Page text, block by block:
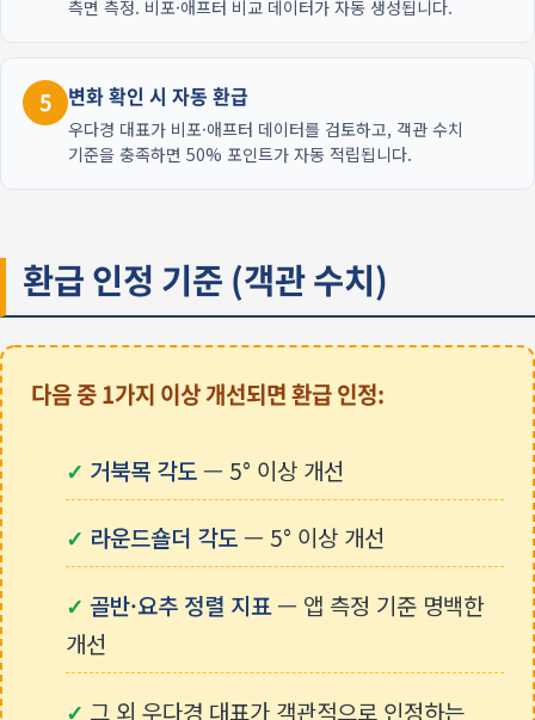
측면 측정. 비포·애프터 비교 데이터가 자동 생성됩니다.
5 변화 확인 시 자동 환급
우다경 대표가 비포·애프터 데이터를 검토하고, 객관 수치
기준을 충족하면 50% 포인트가 자동 적립됩니다.
환급 인정 기준 (객관 수치)
다음 중 1가지 이상 개선되면 환급 인정:
✓ 거북목 각도— 5° 이상 개선
✓ 라운드숄더 각도— 5° 이상 개선
✓ 골반·요추 정렬 지표— 앱 측정 기준 명백한
개선
✓ 그 외 우다경 대표가 객관적으로 인정하는